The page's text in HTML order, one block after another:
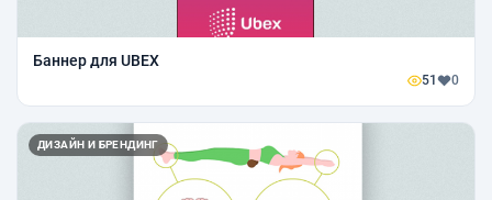
Баннер для UBEX
51 0
ДИЗАЙН И БРЕНДИНГ